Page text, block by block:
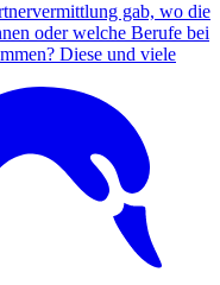
gab, wo die
oder welche Berufe bei
Diese und viele